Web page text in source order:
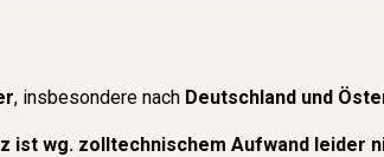
, insbesondere nach Deutschland und
ist wg. zolltechnischem Aufwand leider